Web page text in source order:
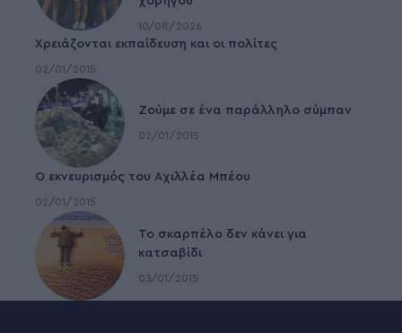
10/08/2026
Χρειάζονται εκπαίδευση και οι πολίτες
02/01/2015
Ζούμε σε ένα παράλληλο σύμπαν
02/01/2015
Ο εκνευρισμός του Αχιλλέα Μπέου
02/01/2015
To σκαρπέλο δεν κάνει για
κατσαβίδι
03/01/2015